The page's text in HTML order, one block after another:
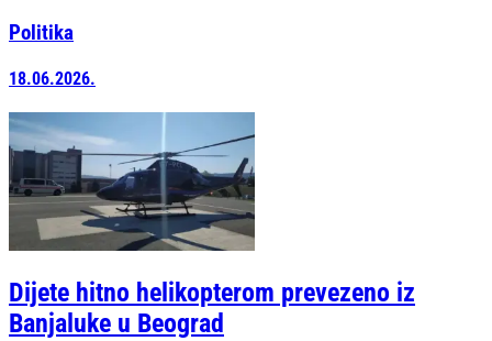
Politika
18.06.2026.
Dijete hitno helikopterom prevezeno iz
Banjaluke u Beograd